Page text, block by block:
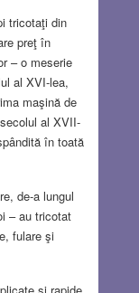
tricotaţi din
preţ în
– o meserie
al XVI-lea,
maşină de
al XVII-
în toată
de-a lungul
– au tricotat
fulare şi